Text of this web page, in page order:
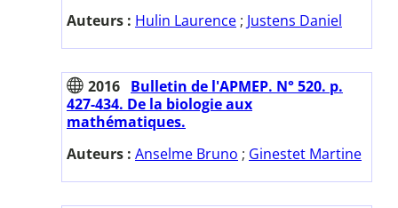
Auteurs : Hulin Laurence ; Justens Daniel
2016 Bulletin de l'APMEP. N° 520. p.
427-434. De la biologie aux
mathématiques.
Auteurs : Anselme Bruno ; Ginestet Martine